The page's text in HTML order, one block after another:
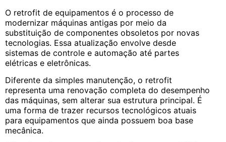
O retrofit de equipamentos é o processo de
modernizar máquinas antigas por meio da
substituição de componentes obsoletos por novas
tecnologias. Essa atualização envolve desde
sistemas de controle e automação até partes
elétricas e eletrônicas.
Diferente da simples manutenção, o retrofit
representa uma renovação completa do desempenho
das máquinas, sem alterar sua estrutura principal. É
uma forma de trazer recursos tecnológicos atuais
para equipamentos que ainda possuem boa base
mecânica.